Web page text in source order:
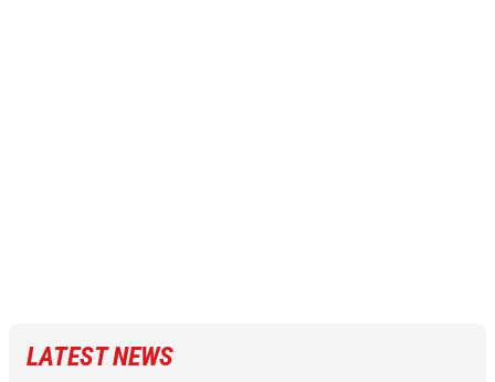
LATEST NEWS